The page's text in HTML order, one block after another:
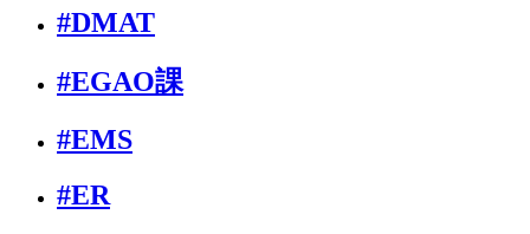
#DMAT
#EGAO課
#EMS
#ER